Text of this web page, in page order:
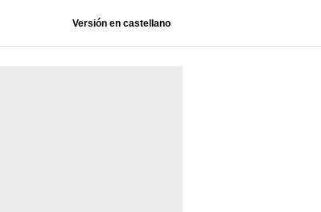
Versión en castellano